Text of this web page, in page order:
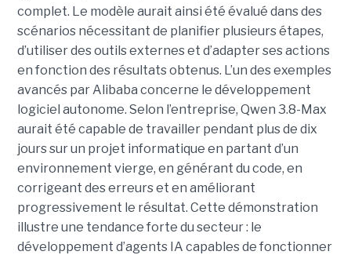
complet. Le modèle aurait ainsi été évalué dans des
scénarios nécessitant de planifier plusieurs étapes,
d’utiliser des outils externes et d’adapter ses actions
en fonction des résultats obtenus. L’un des exemples
avancés par Alibaba concerne le développement
logiciel autonome. Selon l’entreprise, Qwen 3.8-Max
aurait été capable de travailler pendant plus de dix
jours sur un projet informatique en partant d’un
environnement vierge, en générant du code, en
corrigeant des erreurs et en améliorant
progressivement le résultat. Cette démonstration
illustre une tendance forte du secteur : le
développement d’agents IA capables de fonctionner